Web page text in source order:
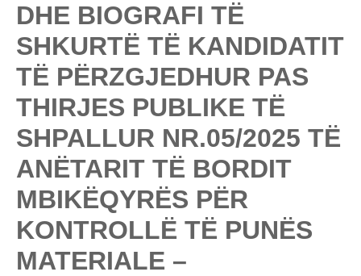
DHE BIOGRAFI TË
SHKURTË TË KANDIDATIT
TË PËRZGJEDHUR PAS
THIRJES PUBLIKE TË
SHPALLUR NR.05/2025 TË
ANËTARIT TË BORDIT
MBIKËQYRËS PËR
KONTROLLË TË PUNËS
MATERIALE –